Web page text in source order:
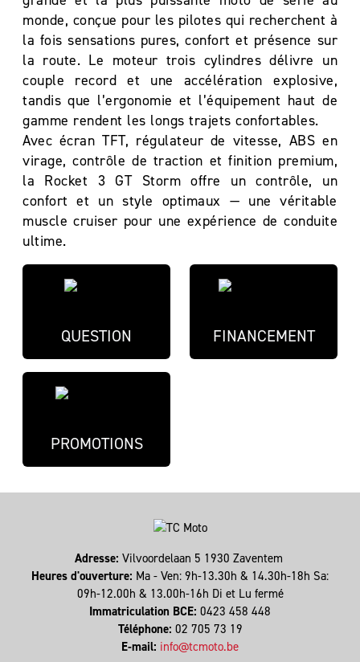
monde, conçue pour les pilotes qui recherchent à
la fois sensations pures, confort et présence sur
la route. Le moteur trois cylindres délivre un
couple record et une accélération explosive,
tandis que l’ergonomie et l’équipement haut de
gamme rendent les longs trajets confortables.
Avec écran TFT, régulateur de vitesse, ABS en
virage, contrôle de traction et finition premium,
la Rocket 3 GT Storm offre un contrôle, un
confort et un style optimaux — une véritable
muscle cruiser pour une expérience de conduite
ultime.
QUESTION FINANCEMENT
PROMOTIONS
Adresse: Vilvoordelaan 5 1930 Zaventem
Heures d'ouverture: Ma - Ven: 9h-13.30h & 14.30h-18h Sa:
09h-12.00h & 13.00h-16h Di et Lu fermé
Immatriculation BCE: 0423 458 448
Téléphone: 02 705 73 19
E-mail: info@tcmoto.be